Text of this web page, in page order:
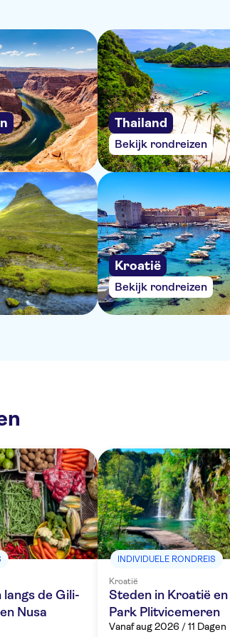
Thailand
Bekijk rondreizen
Kroatië
Bekijk rondreizen
langs de Gili-
Nusa
INDIVIDUELE RONDREIS
Kroatië
Steden in Kroatië en
Park Plitvicemeren
Vanaf aug 2026 / 11 Dagen